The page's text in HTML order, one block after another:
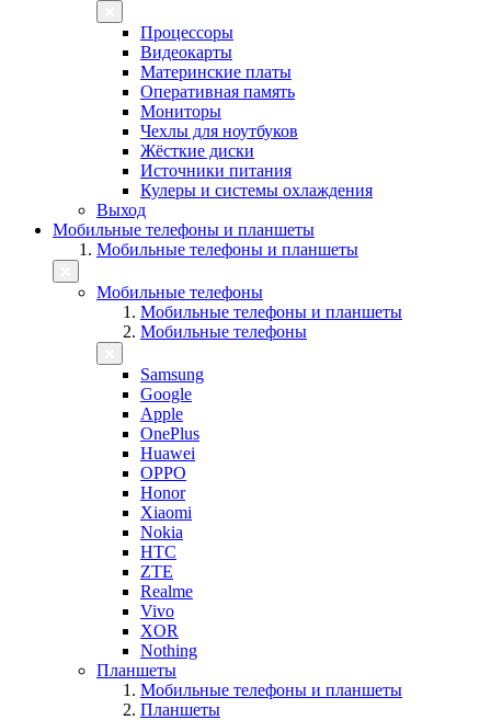
Процессоры
Видеокарты
Материнские платы
Оперативная память
Мониторы
Чехлы для ноутбуков
Жёсткие диски
Источники питания
Кулеры и системы охлаждения
Выход
Мобильные телефоны и планшеты
Мобильные телефоны и планшеты
Мобильные телефоны
Мобильные телефоны и планшеты
Мобильные телефоны
Samsung
Google
Apple
OnePlus
Huawei
OPPO
Honor
Xiaomi
Nokia
HTC
ZTE
Realme
Vivo
XOR
Nothing
Планшеты
Мобильные телефоны и планшеты
Планшеты